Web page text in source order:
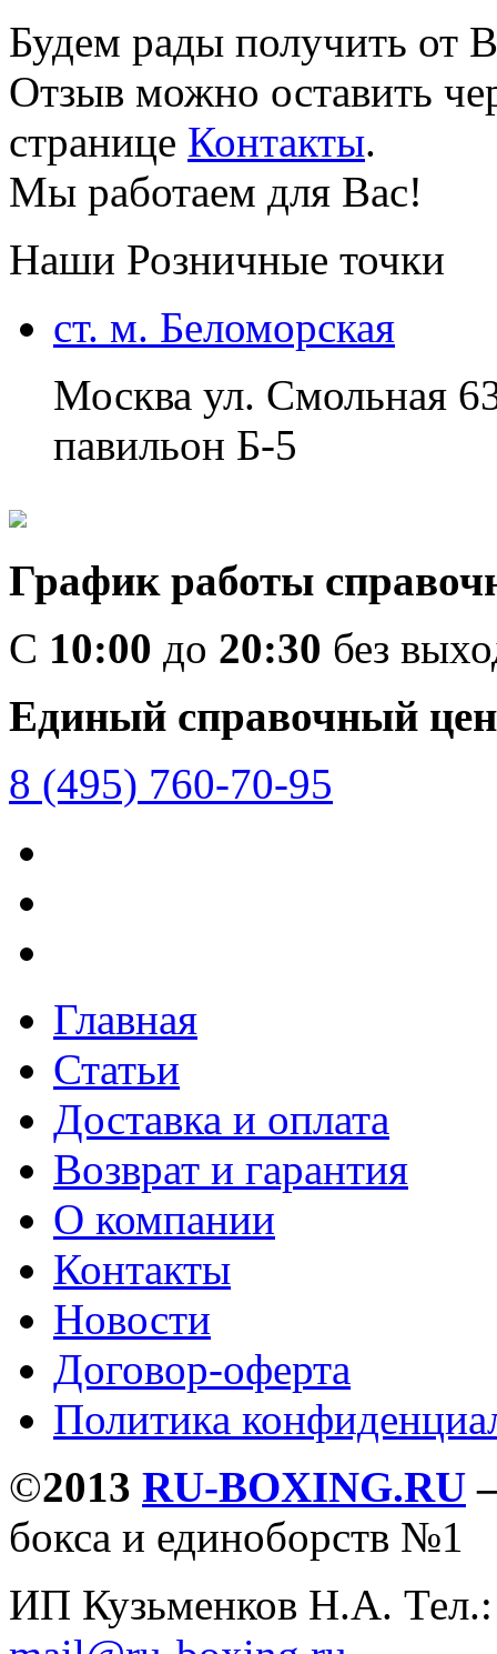
Будем рады получить от
Отзыв можно оставить
странице Контакты.
Мы работаем для Вас!
Наши Розничные точки
ст. м. Беломорская
Москва ул. Смольная
павильон Б-5
График работы
C 10:00 до 20:30 без
Единый справочный
8 (495) 760-70-95
Главная
Статьи
Доставка и оплата
Возврат и гарантия
О компании
Контакты
Новости
Договор-оферта
Политика
©2013 RU-BOXING.RU
бокса и единоборств №1
ИП Кузьменков Н.А.